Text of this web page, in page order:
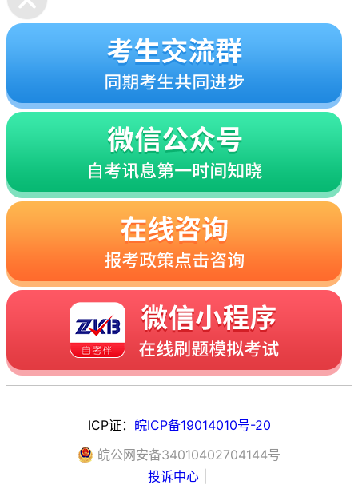
ICP证： 皖ICP备19014010号-20
皖公网安备34010402704144号
投诉中心|